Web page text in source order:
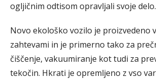
ogljičnim odtisom opravljali svoje delo.
Novo ekološko vozilo je proizvedeno
zahtevami in je primerno tako za
čiščenje, vakuumiranje kot tudi za
tekočin. Hkrati je opremljeno z vso